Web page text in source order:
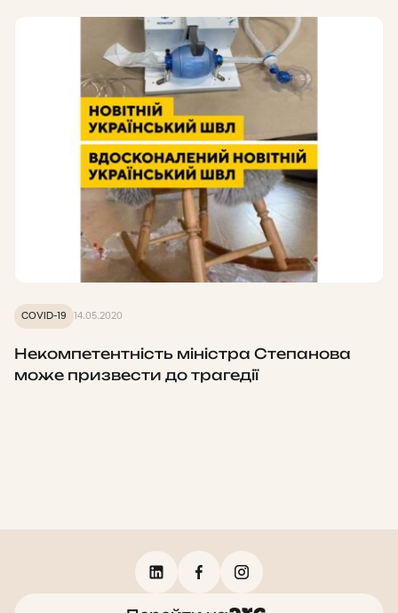
COVID-19 14.05.2020
Некомпетентність міністра Степанова
може призвести до трагедії